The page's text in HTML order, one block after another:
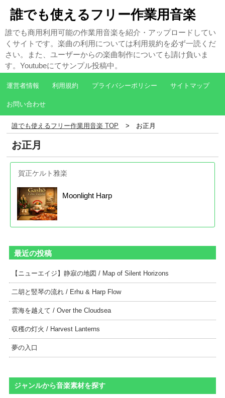
誰でも使えるフリー作業用音楽
誰でも商用利用可能の作業用音楽を紹介・アップロードしてい
くサイトです。楽曲の利用については利用規約を必ず一読くだ
さい。また、ユーザーからの楽曲制作についても請け負いま
す。Youtubeにてサンプル投稿中。
運営者情報 利用規約 プライバシーポリシー サイトマップ
お問い合わせ
誰でも使えるフリー作業用音楽 TOP お正月
お正月
賀正ケルト雅楽
Moonlight Harp
最近の投稿
【ニューエイジ】静寂の地図 / Map of Silent Horizons
二胡と竪琴の流れ / Erhu & Harp Flow
雲海を越えて / Over the Cloudsea
収穫の灯火 / Harvest Lanterns
夢の入口
ジャンルから音楽素材を探す